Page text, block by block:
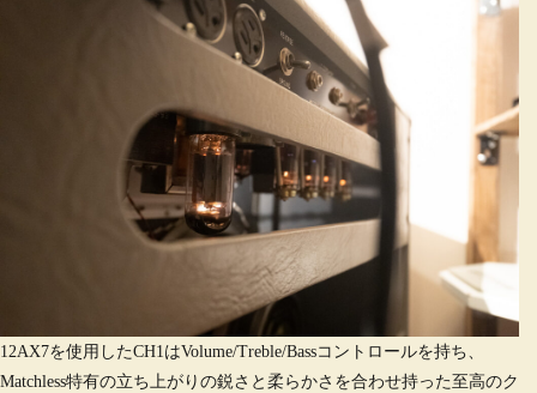
12AX7を使用したCH1はVolume/Treble/Bassコントロールを持ち、
Matchless特有の立ち上がりの鋭さと柔らかさを合わせ持った至高のク